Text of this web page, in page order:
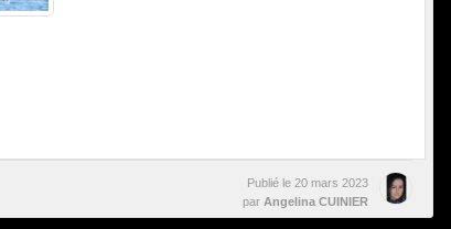
Publié le 20 mars 2023
par Angelina CUINIER